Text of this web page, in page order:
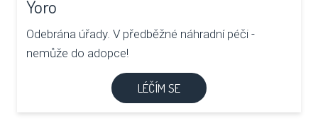
Yoro
Odebrána úřady. V předběžné náhradní péči -
nemůže do adopce!
LÉČÍM SE